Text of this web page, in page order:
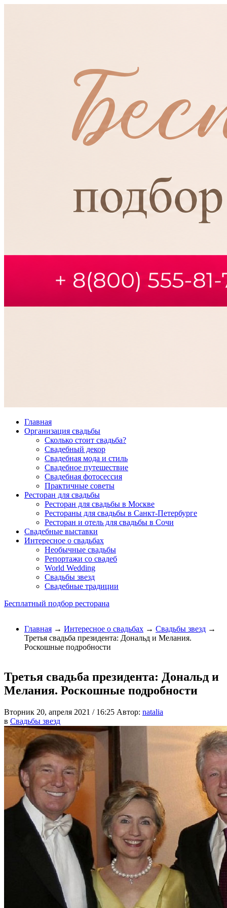
Главная
Организация свадьбы
Сколько стоит свадьба?
Свадебный декор
Свадебная мода и стиль
Свадебное путешествие
Свадебная фотосессия
Практичные советы
Ресторан для свадьбы
Ресторан для свадьбы в Москве
Рестораны для свадьбы в Санкт-Петербурге
Ресторан и отель для свадьбы в Сочи
Свадебные выставки
Интересное о свадьбах
Необычные свадьбы
Репортажи со свадеб
World Wedding
Свадьбы звезд
Свадебные традиции
Бесплатный подбор ресторана
Главная → Интересное о свадьбах → Свадьбы звезд →
Третья свадьба президента: Дональд и Мелания.
Роскошные подробности
Третья свадьба президента: Дональд и
Мелания. Роскошные подробности
Вторник 20, апреля 2021 / 16:25 Автор: natalia
в Свадьбы звезд